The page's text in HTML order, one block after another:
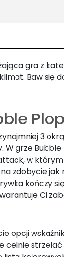
gra z
Baw się
3
W grze
w
zdobycie jak
kończy
Ci
opcji
celnie